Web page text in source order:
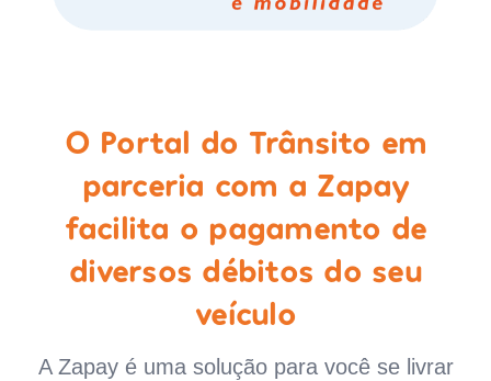
O Portal do Trânsito em
parceria com a Zapay
facilita o pagamento de
diversos débitos do seu
veículo
A Zapay é uma solução para você se livrar